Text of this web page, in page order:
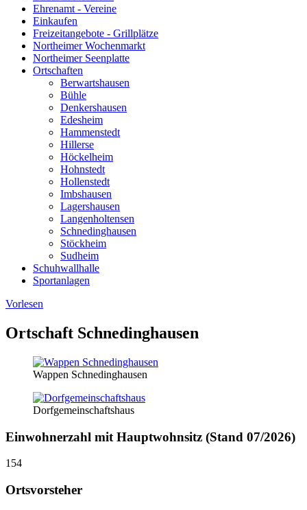
Ehrenamt - Vereine
Einkaufen
Freizeitangebote - Grillplätze
Northeimer Wochenmarkt
Northeimer Seenplatte
Ortschaften
Berwartshausen
Bühle
Denkershausen
Edesheim
Hammenstedt
Hillerse
Höckelheim
Hohnstedt
Hollenstedt
Imbshausen
Lagershausen
Langenholtensen
Schnedinghausen
Stöckheim
Sudheim
Schuhwallhalle
Sportanlagen
Vorlesen
Ortschaft Schnedinghausen
Wappen Schnedinghausen
Dorfgemeinschaftshaus
Einwohnerzahl mit Hauptwohnsitz (Stand 07/2026)
154
Ortsvorsteher